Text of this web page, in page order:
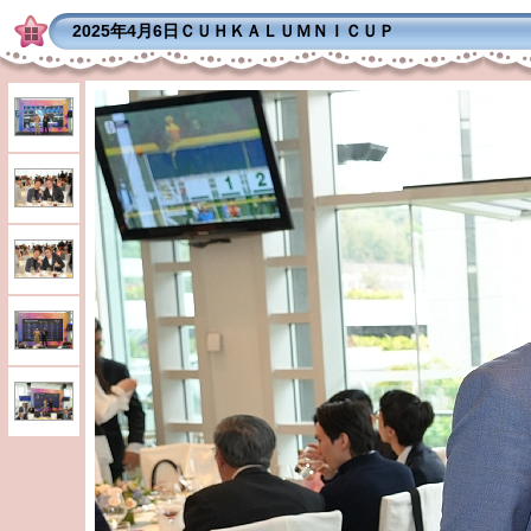
2025年4月6日ＣＵＨＫＡＬＵＭＮＩＣＵＰ